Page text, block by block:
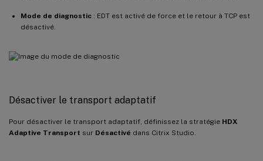
Mode de diagnostic : EDT est activé de force et le retour à TCP est
désactivé.
Désactiver le transport adaptatif
Pour désactiver le transport adaptatif, définissez la stratégie HDX
Adaptive Transport sur Désactivé dans Citrix Studio.